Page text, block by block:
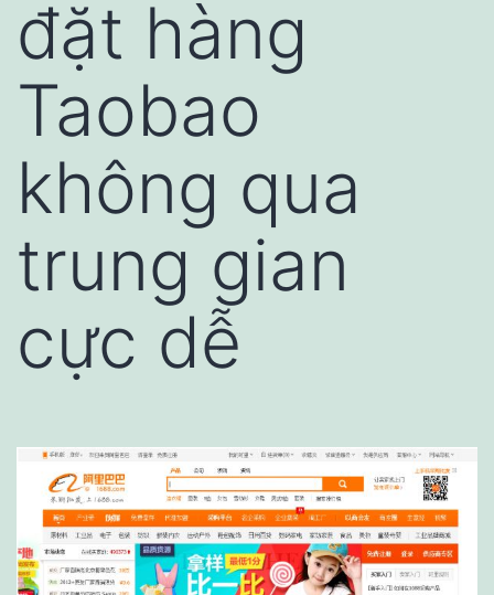
đặt hàng
Taobao
không qua
trung gian
cực dễ